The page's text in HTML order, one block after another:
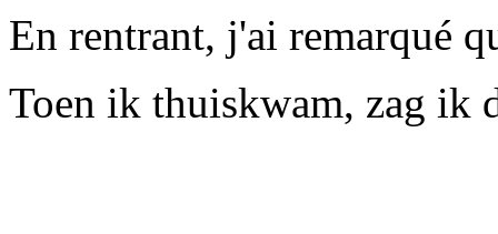
En rentrant, j'ai remarqué
Toen ik thuiskwam, zag ik